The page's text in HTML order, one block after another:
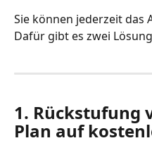
Sie können jederzeit das
Dafür gibt es zwei
1. Rückstufung
Plan auf